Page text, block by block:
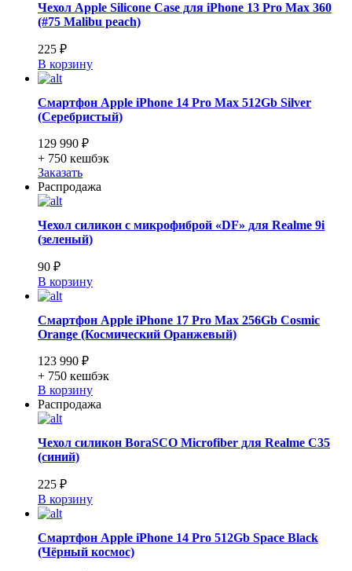
Чехол Apple Silicone Case для iPhone 13 Pro Max 360
(#75 Malibu peach)
225 ₽
В корзину
Смартфон Apple iPhone 14 Pro Max 512Gb Silver
(Серебристый)
129 990 ₽
+ 750 кешбэк
Заказать
Распродажа
Чехол силикон с микрофиброй «DF» для Realme 9i
(зеленый)
90 ₽
В корзину
Смартфон Apple iPhone 17 Pro Max 256Gb Cosmic
Orange (Космический Оранжевый)
123 990 ₽
+ 750 кешбэк
В корзину
Распродажа
Чехол силикон BoraSCO Microfiber для Realme C35
(синий)
225 ₽
В корзину
Смартфон Apple iPhone 14 Pro 512Gb Space Black
(Чёрный космос)